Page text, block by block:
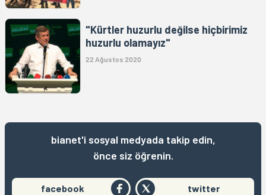
"Kürtler huzurlu değilse hiçbirimiz
huzurlu olamayız"
22 Ağustos 2020
bianet'i sosyal medyada takip edin,
önce siz öğrenin.
facebook twitter